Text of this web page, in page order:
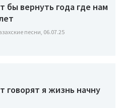
бы вернуть года где нам
песни, 06.07.25
говорят я жизнь начну